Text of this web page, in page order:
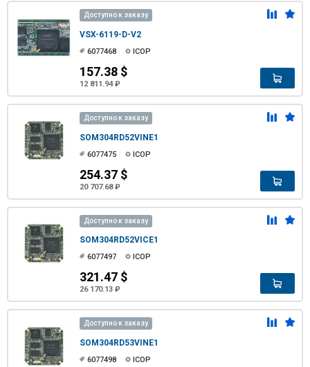
Доступно к заказу
VSX-6119-D-V2
6077468 ICOP
157.38 $
12 811.94 ₽
Доступно к заказу
SOM304RD52VINE1
6077475 ICOP
254.37 $
20 707.68 ₽
Доступно к заказу
SOM304RD52VICE1
6077497 ICOP
321.47 $
26 170.13 ₽
Доступно к заказу
SOM304RD53VINE1
6077498 ICOP